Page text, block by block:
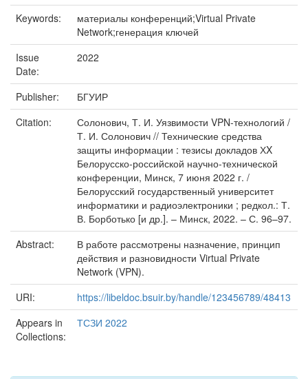
Keywords:
материалы конференций;Virtual Private
Network;генерация ключей
Issue
Date:
2022
Publisher:
БГУИР
Citation:
Солонович, Т. И. Уязвимости VPN-технологий /
Т. И. Солонович // Технические средства
защиты информации : тезисы докладов ХX
Белорусско-российской научно-технической
конференции, Минск, 7 июня 2022 г. /
Белорусский государственный университет
информатики и радиоэлектроники ; редкол.: Т.
В. Борботько [и др.]. – Минск, 2022. – С. 96–97.
Abstract:
В работе рассмотрены назначение, принцип
действия и разновидности Virtual Private
Network (VPN).
URI:
https://libeldoc.bsuir.by/handle/123456789/48413
Appears in
Collections:
ТСЗИ 2022